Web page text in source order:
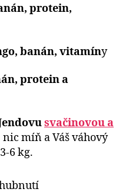
protein,
banán, vitamíny
protein a
svačinovou a
míň a Váš váhový
6 kg.